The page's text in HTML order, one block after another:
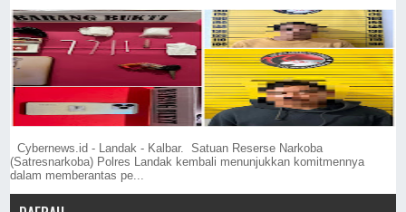
Cybernews.id - Landak - Kalbar. Satuan Reserse Narkoba
(Satresnarkoba) Polres Landak kembali menunjukkan komitmennya
dalam memberantas pe...